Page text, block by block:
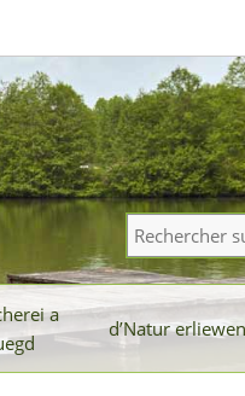
a
d’Natur erliewen
Rechercher
sur
le
site